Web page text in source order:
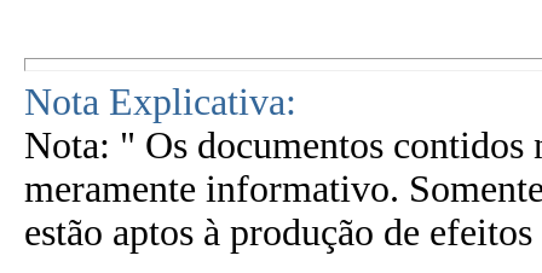
Nota Explicativa:
Nota: " Os documentos contidos
meramente informativo.
estão aptos à produção de